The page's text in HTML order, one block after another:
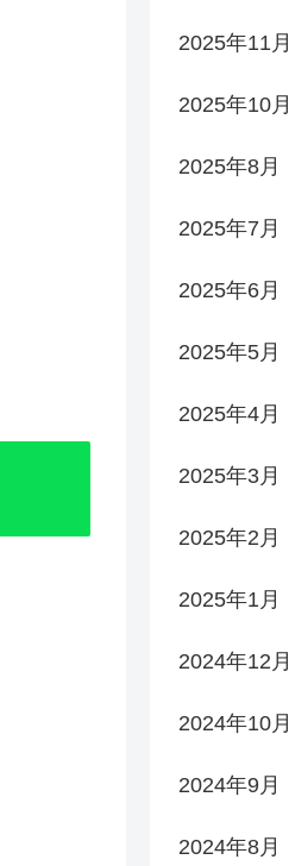
2025年11月
2025年10月
2025年8月
2025年7月
2025年6月
2025年5月
2025年4月
2025年3月
2025年2月
2025年1月
2024年12月
2024年10月
2024年9月
2024年8月